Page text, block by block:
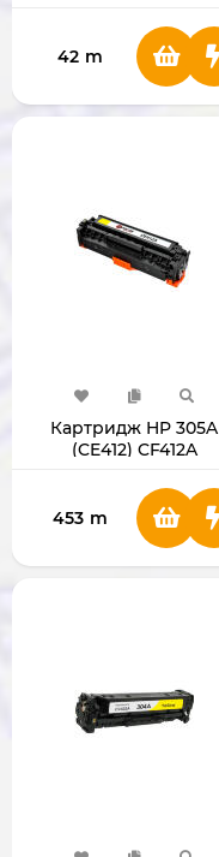
42 m
Картридж HP 305A
(CE412) CF412A
453 m